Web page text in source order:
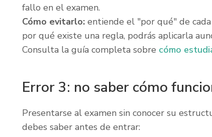
fallo en el examen.
Cómo evitarlo:entiende el "por qué" de
por qué existe una regla, podrás aplicarla
Consulta la guía completa sobre cómo
Error 3: no saber cómo
Presentarse al examen sin conocer su
debes saber antes de entrar: